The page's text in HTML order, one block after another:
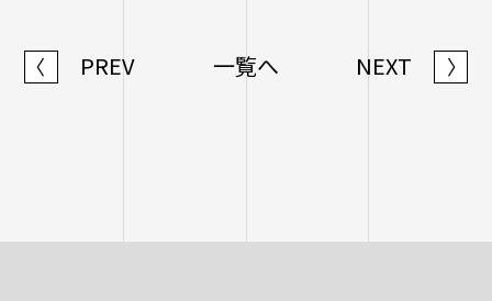
〈 PREV 一覧へ NEXT 〉